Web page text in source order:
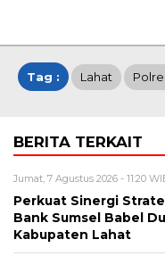
Tag : Lahat
BERITA TERKAIT
Jumat, 7 Agustus 2026 - 11:20
Perkuat Sinergi
Bank Sumsel Babel
Kabupaten Lahat